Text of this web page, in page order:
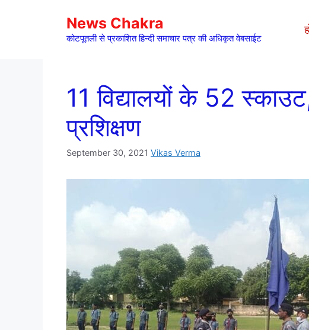
News Chakra
कोटपूतली से प्रकाशित हिन्दी समाचार पत्र की अधिकृत वेबसाईट
11 विद्यालयों के 52
प्रशिक्षण
September 30, 2021 Vikas Verma